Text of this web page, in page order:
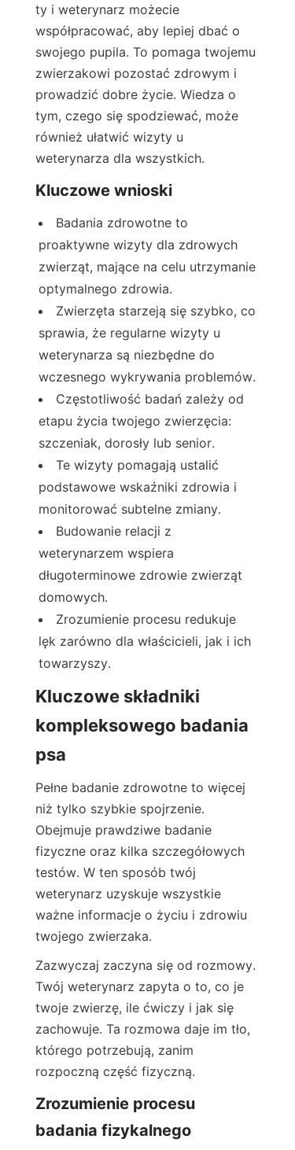
ty i weterynarz możecie
współpracować, aby lepiej dbać o
swojego pupila. To pomaga twojemu
zwierzakowi pozostać zdrowym i
prowadzić dobre życie. Wiedza o
tym, czego się spodziewać, może
również ułatwić wizyty u
weterynarza dla wszystkich.
Kluczowe wnioski
Badania zdrowotne to
proaktywne wizyty dla zdrowych
zwierząt, mające na celu utrzymanie
optymalnego zdrowia.
Zwierzęta starzeją się szybko, co
sprawia, że regularne wizyty u
weterynarza są niezbędne do
wczesnego wykrywania problemów.
Częstotliwość badań zależy od
etapu życia twojego zwierzęcia:
szczeniak, dorosły lub senior.
Te wizyty pomagają ustalić
podstawowe wskaźniki zdrowia i
monitorować subtelne zmiany.
Budowanie relacji z
weterynarzem wspiera
długoterminowe zdrowie zwierząt
domowych.
Zrozumienie procesu redukuje
lęk zarówno dla właścicieli, jak i ich
towarzyszy.
Kluczowe składniki
kompleksowego badania
psa
Pełne badanie zdrowotne to więcej
niż tylko szybkie spojrzenie.
Obejmuje prawdziwe badanie
fizyczne oraz kilka szczegółowych
testów. W ten sposób twój
weterynarz uzyskuje wszystkie
ważne informacje o życiu i zdrowiu
twojego zwierzaka.
Zazwyczaj zaczyna się od rozmowy.
Twój weterynarz zapyta o to, co je
twoje zwierzę, ile ćwiczy i jak się
zachowuje. Ta rozmowa daje im tło,
którego potrzebują, zanim
rozpoczną część fizyczną.
Zrozumienie procesu
badania fizykalnego